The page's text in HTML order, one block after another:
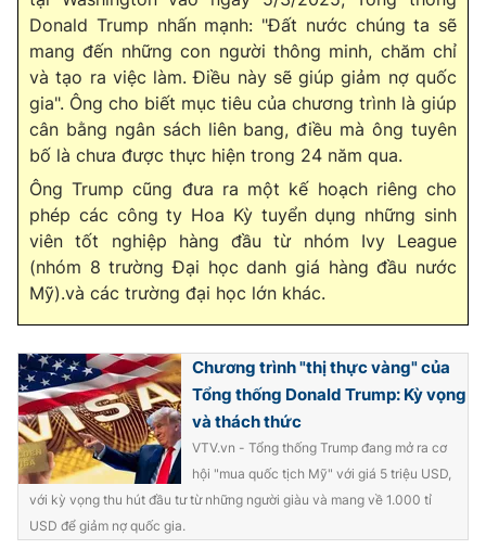
Donald Trump nhấn mạnh: "Đất nước chúng ta sẽ
mang đến những con người thông minh, chăm chỉ
và tạo ra việc làm. Điều này sẽ giúp giảm nợ quốc
gia". Ông cho biết mục tiêu của chương trình là giúp
cân bằng ngân sách liên bang, điều mà ông tuyên
bố là chưa được thực hiện trong 24 năm qua.
Ông Trump cũng đưa ra một kế hoạch riêng cho
phép các công ty Hoa Kỳ tuyển dụng những sinh
viên tốt nghiệp hàng đầu từ nhóm Ivy League
(nhóm 8 trường Đại học danh giá hàng đầu nước
Mỹ).và các trường đại học lớn khác.
Chương trình "thị thực vàng" của
Tổng thống Donald Trump: Kỳ vọng
và thách thức
VTV.vn - Tổng thống Trump đang mở ra cơ
hội "mua quốc tịch Mỹ" với giá 5 triệu USD,
với kỳ vọng thu hút đầu tư từ những người giàu và mang về 1.000 tỉ
USD để giảm nợ quốc gia.